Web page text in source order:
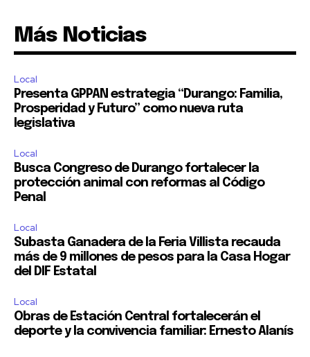
Más Noticias
Local
Presenta GPPAN estrategia “Durango: Familia,
Prosperidad y Futuro” como nueva ruta
legislativa
Local
Busca Congreso de Durango fortalecer la
protección animal con reformas al Código
Penal
Local
Subasta Ganadera de la Feria Villista recauda
más de 9 millones de pesos para la Casa Hogar
del DIF Estatal
Local
Obras de Estación Central fortalecerán el
deporte y la convivencia familiar: Ernesto Alanís